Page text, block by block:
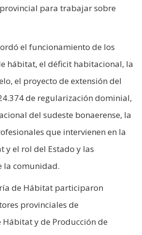
para trabajar sobre
el funcionamiento de los
hábitat, el déficit habitacional, la
el proyecto de extensión del
de regularización dominial,
del sudeste bonaerense, la
que intervienen en la
y el rol del Estado y las
la comunidad.
de Hábitat participaron
provinciales de
Hábitat y de Producción de